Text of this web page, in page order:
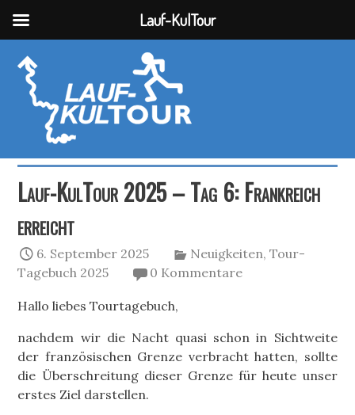
Lauf-KulTour 2025 – Tag 6: Frankreich
erreicht
6. September 2025 Neuigkeiten,Tour-
Tagebuch 2025
0 Kommentare
Hallo liebes Tourtagebuch,
nachdem wir die Nacht quasi schon in Sichtweite
der französischen Grenze verbracht hatten, sollte
die Überschreitung dieser Grenze für heute unser
erstes Ziel darstellen.
Lauf-KulTour